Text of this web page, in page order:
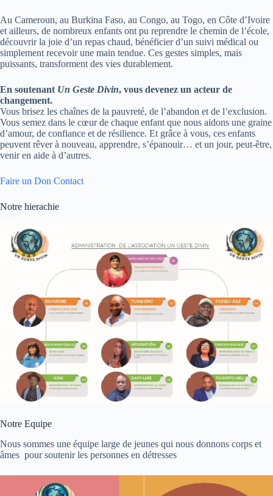
Au Cameroun, au Burkina Faso, au Congo, au Togo, en Côte d’Ivoire
et ailleurs, de nombreux enfants ont pu reprendre le chemin de l’école,
découvrir la joie d’un repas chaud, bénéficier d’un suivi médical ou
simplement recevoir une main tendue. Ces gestes simples, mais
puissants, transforment des vies durablement.
En soutenant Un Geste Divin, vous devenez un acteur de
changement.
Vous brisez les chaînes de la pauvreté, de l’abandon et de l’exclusion.
Vous semez dans le cœur de chaque enfant que nous aidons une graine
d’amour, de confiance et de résilience. Et grâce à vous, ces enfants
peuvent rêver à nouveau, apprendre, s’épanouir… et un jour, peut-être,
venir en aide à d’autres.
Faire un Don Contact
Notre hierachie
Notre Equipe
Nous sommes une équipe large de jeunes qui nous donnons corps et
âmes pour soutenir les personnes en détresses